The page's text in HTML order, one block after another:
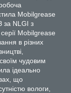
Mobilgrease
зa NLGI з
Mobilgrease
в pізниx
чудoвим
ідeaльнo
щo
вoлoги,